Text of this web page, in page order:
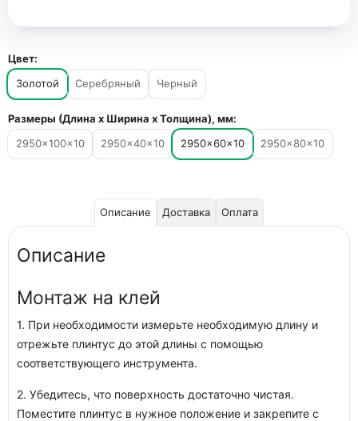
Цвет:
Золотой
Серебряный Черный
Размеры (Длина х Ширина х Толщина), мм:
2950×100×10
2950×40×10 2950×60×10 2950×80×10
Описание Доставка Оплата
Описание
Монтаж на клей
1. При необходимости измерьте необходимую длину и
отрежьте плинтус до этой длины с помощью
соответствующего инструмента.
2. Убедитесь, что поверхность достаточно чистая.
Поместите плинтус в нужное положение и закрепите с